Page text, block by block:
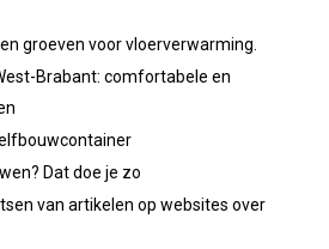
groeven voor vloerverwarming.
Brabant: comfortabele en
Dat doe je zo
van artikelen op websites over